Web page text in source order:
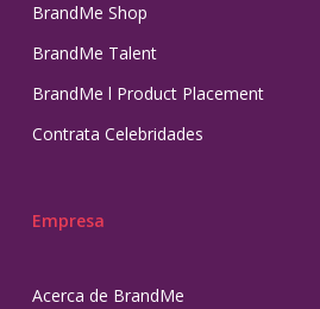
BrandMe Shop
BrandMe Talent
BrandMe l Product Placement
Contrata Celebridades
Empresa
Acerca de BrandMe